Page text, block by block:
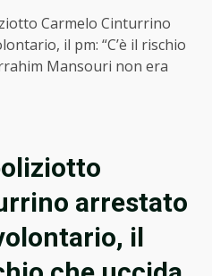
Carmelo Cinturrino
il pm: “C’è il rischio
Mansouri non era
arrestato
il